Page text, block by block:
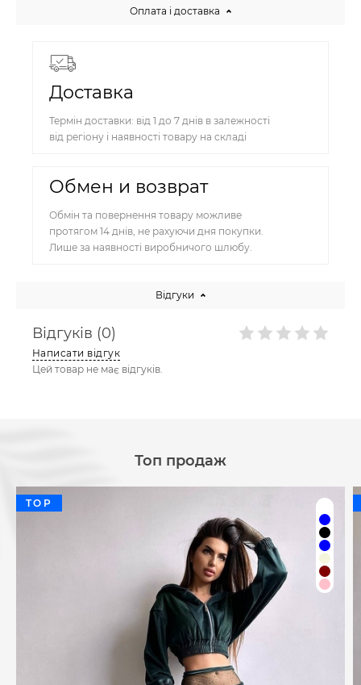
Оплата і доставка
Доставка
Термін доставки: від 1 до 7 днів в залежності
від регіону і наявності товару на складі
Обмен и возврат
Обмін та повернення товару можливе
протягом 14 днів, не рахуючи дня покупки.
Лише за наявності виробничого шлюбу.
Відгуки
Відгуків (0)
Написати відгук
Цей товар не має відгуків.
Топ продаж
TOP